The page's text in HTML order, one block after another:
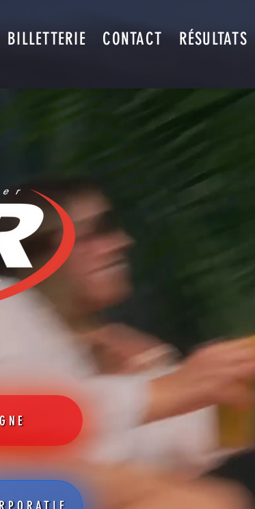
BILLETTERIE CONTACT RÉSULTATS